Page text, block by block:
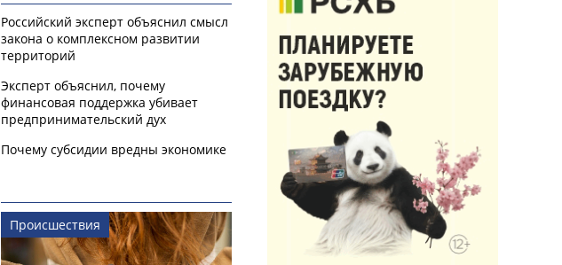
Российский эксперт объяснил смысл
закона о комплексном развитии
территорий
Эксперт объяснил, почему
финансовая поддержка убивает
предпринимательский дух
Почему субсидии вредны экономике
Происшествия